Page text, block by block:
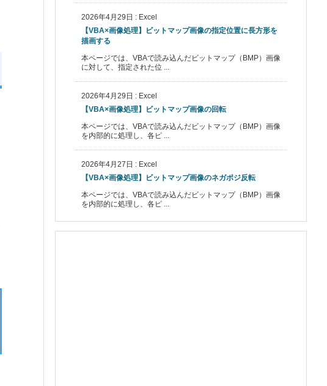
2026年4月29日 : Excel
【VBA×画像処理】ビットマップ画像の指定位置に長方形を
描画する
本ページでは、VBAで読み込んだビットマップ（BMP）画像
に対して、指定された位 ...
2026年4月29日 : Excel
【VBA×画像処理】ビットマップ画像の回転
本ページでは、VBAで読み込んだビットマップ（BMP）画像
を内部的に処理し、各ピ ...
2026年4月27日 : Excel
【VBA×画像処理】ビットマップ画像のネガポジ反転
本ページでは、VBAで読み込んだビットマップ（BMP）画像
を内部的に処理し、各ピ ...